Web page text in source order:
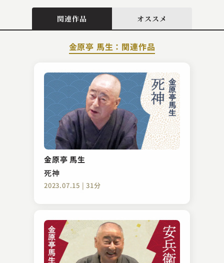
関連作品 オススメ
金原亭 馬生：関連作品
金原亭 馬生
死神
2023.07.15 | 31分
古今亭 雛菊
お見立て
2025.12.04 | 27分